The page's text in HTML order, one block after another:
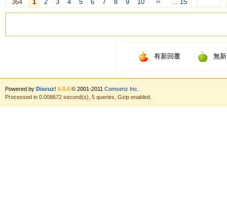
364 1 2 3 4 5 6 7 8 9 10 ... 15
有新回覆 無
Powered by Discuz! 6.0.0© 2001-2011 Comsenz Inc.
Processed in 0.008672 second(s), 5 queries, Gzip enabled.